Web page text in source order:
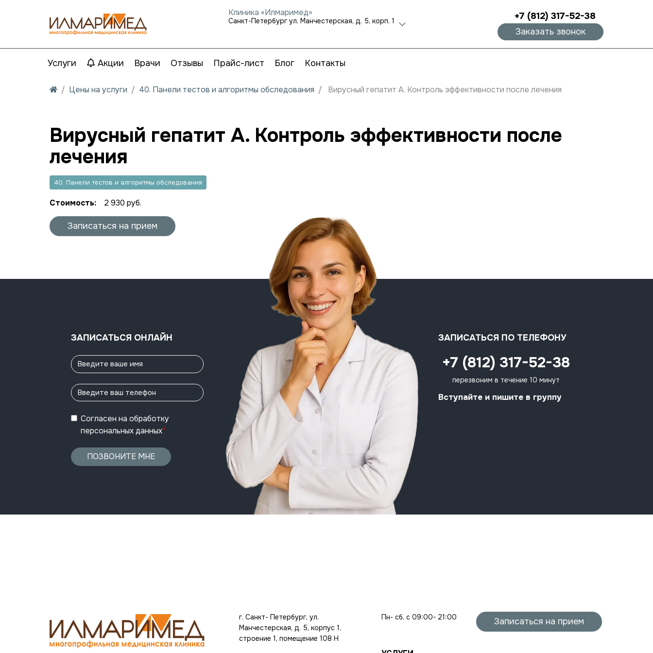
Клиника «Илмаримед»
Санкт-Петербург ул. Манчестерская, д. 5, корп. 1 +7 (812) 317-52-38
Заказать звонок
Услуги Акции Врачи Отзывы Прайс-лист Блог Контакты
Цены на услуги 40. Панели тестов и алгоритмы обследования Вирусный гепатит A. Контроль эффективности после лечения
Вирусный гепатит A. Контроль эффективности после
лечения
40. Панели тестов и алгоритмы обследования
Стоимость: 2 930 руб.
Записаться на прием
ЗАПИСАТЬСЯ ОНЛАЙН
Согласен на обработку
персональных данных*
ПОЗВОНИТЕ МНЕ
ЗАПИСАТЬСЯ ПО ТЕЛЕФОНУ
+7 (812) 317-52-38
перезвоним в течение 10 минут
Вступайте и пишите в группу
г. Санкт- Петербург, ул.
Манчестерская, д. 5, корпус 1,
строение 1, помещение 108 Н
Пн- сб, с 09:00- 21:00 Записаться на прием